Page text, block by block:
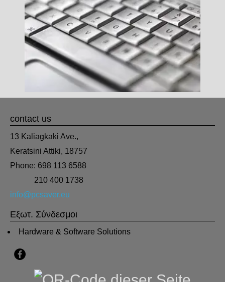
contact us
13 Kaliagkaki Ave.,
Keratsini Attiki, 18757
Phone: 698 113 6588
210 400 1738
info@pcsaver.eu
Εξωτ. Σύνδεσμοι
Hardware & Software Solutions